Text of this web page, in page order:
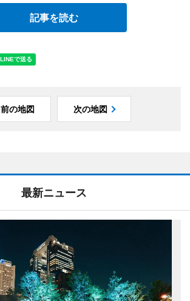
記事を読む
前の地図 次の地図
最新ニュース